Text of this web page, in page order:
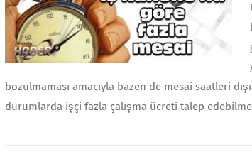
bozulmaması amacıyla bazen de mesai saatleri
durumlarda işçi fazla çalışma ücreti talep